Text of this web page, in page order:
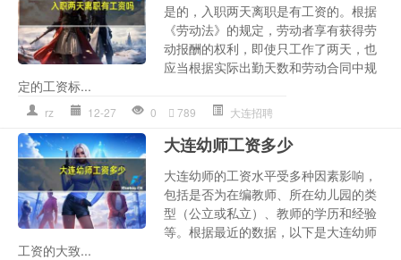
是的，入职两天离职是有工资的。根据
《劳动法》的规定，劳动者享有获得劳
动报酬的权利，即使只工作了两天，也
应当根据实际出勤天数和劳动合同中规
定的工资标...
rz 12-27 0 789 大连招聘
大连幼师工资多少
大连幼师的工资水平受多种因素影响，
包括是否为在编教师、所在幼儿园的类
型（公立或私立）、教师的学历和经验
等。根据最近的数据，以下是大连幼师
工资的大致...